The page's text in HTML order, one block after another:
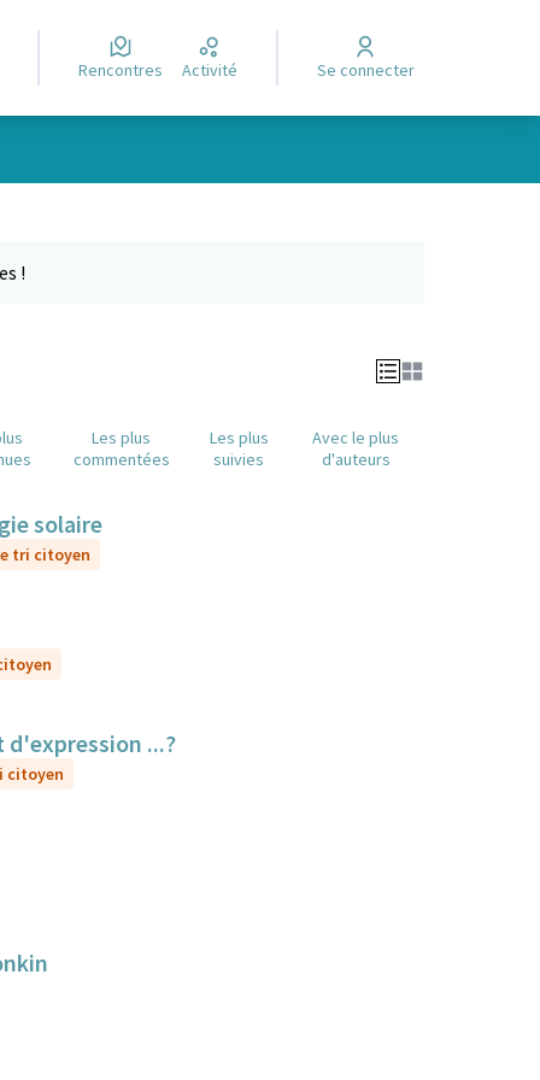
Rencontres Activité Se connecter
!
Les plus
commentées
Les plus
suivies
Avec le plus
d'auteurs
solaire
tri citoyen
d'expression ...?
citoyen